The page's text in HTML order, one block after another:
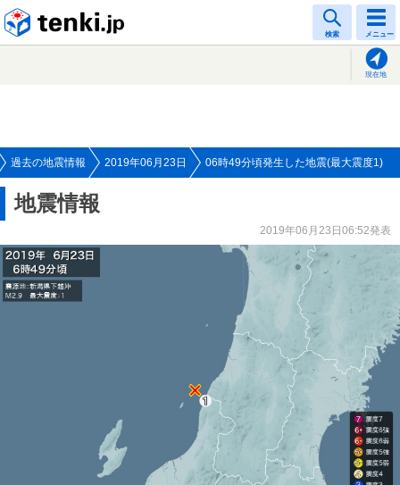
検索 メニュー
現在地
過去の地震情報 2019年06月23日 06時49分頃発生した地震(最大震度1)
地震情報
2019年06月23日06:52発表